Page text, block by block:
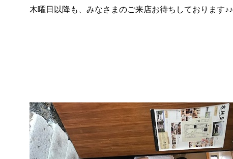
木曜日以降も、みなさまのご来店お待ちしております♪♪